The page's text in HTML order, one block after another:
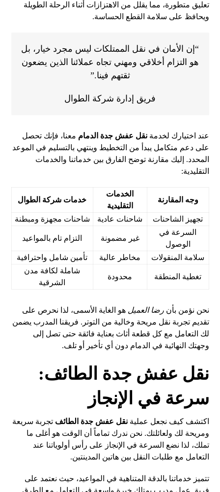
تعليق متطورة، مما يقلل من الاهتزازات أثناء الرحلة الطويلة
ويحافظ على سلامة القطع الحساسة.
“إن الأمان في نقل الممتلكات ليس مجرد خيار، بل
هو التزام أخلاقي ومهني تجاه عملائنا الذين يضعون
ثقتهم فينا.”
فريق إدارة شركة الطوال
عند اختيارك لخدمةنقل عفش جدة الدمام معنا، فإنك تحصل
على دعم متكامل يبدأ من التخطيط وينتهي بالتسليم في الموعد
المحدد. إليك مقارنة توضح الفارق بين خدماتنا والخدمات
التقليدية:
وجه المقارنة
الخدمات
التقليدية
خدمات شركة الطوال
تجهيز الشاحنات شاحنات عادية
شاحنات مجهزة ومبطنة
السرعة في
الوصول
غير مضمونة التزام تام بالمواعيد
سلامة المنقولات مخاطر عالية تأمين شامل واحترافية
تغطية المنطقة محدودة
شاملة لكافة مدن
الشرقية
نحن نؤمن بأنرضا العميل هو الغاية الأسمى، لذا نحرص على
تقديم تجربة نقل مريحة وخالية من التوتر. فريقنا المدرب يضمن
لك التعامل مع كل قطعة أثاث بعناية فائقة حتى تصل إلى
وجهتك النهائية في الدمام دون أي تأخير أو تلف.
نقل عفش جدة الطائف:
سرعة في الإنجاز
اكتشف كيف نجعل عمليةنقل عفش جدة الطائف تجربة سريعة
ومريحة لك ولعائلتك. نحن ندرك تماماً أن الوقت هو أغلى ما
تملك، لذا نضع السرعة في الإنجاز على رأس أولوياتنا عند
التعامل مع طلبات النقل بين هاتين المدينتين.
تتميز خدماتنا بالدقة المتناهية في المواعيد، حيث نعتمد على